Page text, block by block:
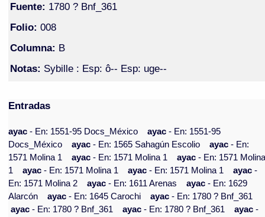
Fuente: 1780 ? Bnf_361
Folio: 008
Columna: B
Notas: Sybille : Esp: ô-- Esp: uge--
Entradas
ayac- En: 1551-95 Docs_México ayac- En: 1551-95
Docs_México
ayac- En: 1565 Sahagún Escolio ayac- En:
1571 Molina 1
ayac- En: 1571 Molina 1 ayac- En: 1571
1
ayac- En: 1571 Molina 1 ayac- En: 1571 Molina 1 ayac-
En: 1571 Molina 2
ayac- En: 1611 Arenas ayac- En: 1629
Alarcón
ayac- En: 1645 Carochi ayac- En: 1780 ? Bnf_361
ayac- En: 1780 ? Bnf_361 ayac- En: 1780 ? Bnf_361 ayac-